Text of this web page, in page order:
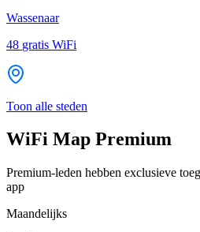
Wassenaar
48 gratis WiFi
Toon alle steden
WiFi Map Premium
Premium-leden hebben exclusieve
app
Maandelijks